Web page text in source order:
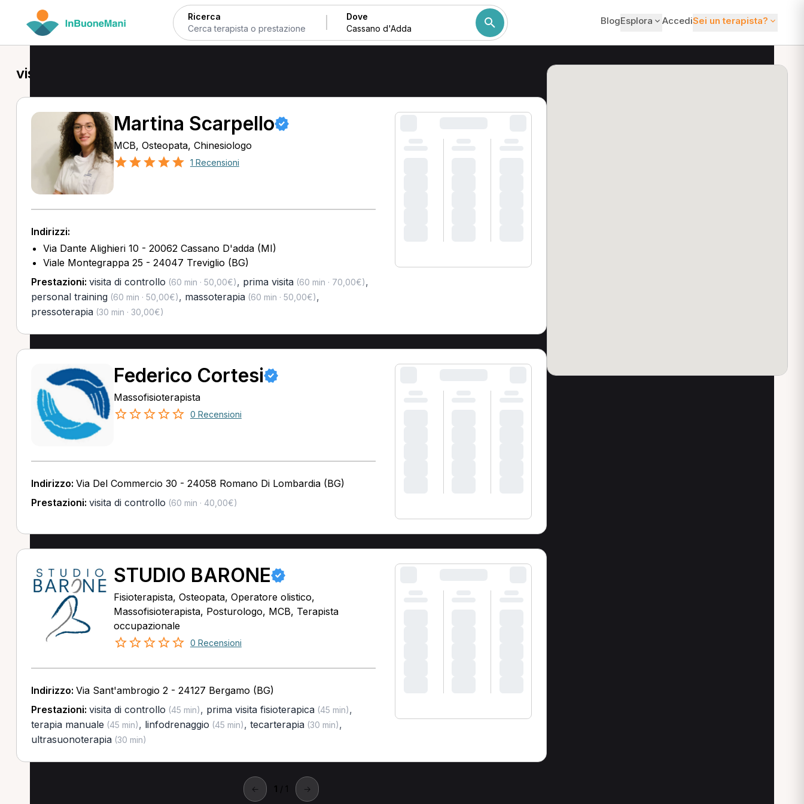
Ricerca Dove BlogEsplora AccediSei un terapista?
visita di controllo a Cassano d'Adda
Martina Scarpello
MCB, Osteopata, Chinesiologo
1 Recensioni
Indirizzi:
Via Dante Alighieri 10 - 20062 Cassano D'adda (MI)
Viale Montegrappa 25 - 24047 Treviglio (BG)
Prestazioni: visita di controllo (60 min · 50,00€), prima visita(60 min · 70,00€),
personal training(60 min · 50,00€), massoterapia(60 min · 50,00€),
pressoterapia(30 min · 30,00€)
Federico Cortesi
Massofisioterapista
0 Recensioni
Indirizzo: Via Del Commercio 30 - 24058 Romano Di Lombardia (BG)
Prestazioni: visita di controllo (60 min · 40,00€)
STUDIO BARONE
Fisioterapista, Osteopata, Operatore olistico,
Massofisioterapista, Posturologo, MCB, Terapista
occupazionale
0 Recensioni
Indirizzo: Via Sant'ambrogio 2 - 24127 Bergamo (BG)
Prestazioni: visita di controllo (45 min), prima visita fisioterapica(45 min),
terapia manuale (45 min), linfodrenaggio (45 min), tecarterapia(30 min),
ultrasuonoterapia(30 min)
← 1 / 1 →